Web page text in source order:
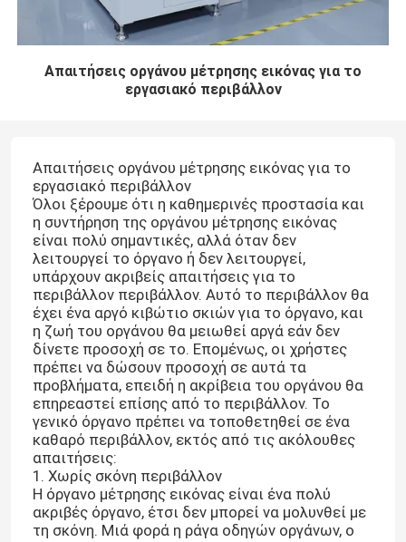
Απαιτήσεις οργάνου μέτρησης εικόνας για το
εργασιακό περιβάλλον
Απαιτήσεις οργάνου μέτρησης εικόνας για το
εργασιακό περιβάλλον
Όλοι ξέρουμε ότι η καθημερινές προστασία και
η συντήρηση της οργάνου μέτρησης εικόνας
είναι πολύ σημαντικές, αλλά όταν δεν
λειτουργεί το όργανο ή δεν λειτουργεί,
υπάρχουν ακριβείς απαιτήσεις για το
περιβάλλον περιβάλλον. Αυτό το περιβάλλον θα
έχει ένα αργό κιβώτιο σκιών για το όργανο, και
η ζωή του οργάνου θα μειωθεί αργά εάν δεν
δίνετε προσοχή σε το. Επομένως, οι χρήστες
πρέπει να δώσουν προσοχή σε αυτά τα
προβλήματα, επειδή η ακρίβεια του οργάνου θα
επηρεαστεί επίσης από το περιβάλλον. Το
γενικό όργανο πρέπει να τοποθετηθεί σε ένα
καθαρό περιβάλλον, εκτός από τις ακόλουθες
απαιτήσεις:
1. Χωρίς σκόνη περιβάλλον
Η όργανο μέτρησης εικόνας είναι ένα πολύ
ακριβές όργανο, έτσι δεν μπορεί να μολυνθεί με
τη σκόνη. Μιά φορά η ράγα οδηγών οργάνων, ο